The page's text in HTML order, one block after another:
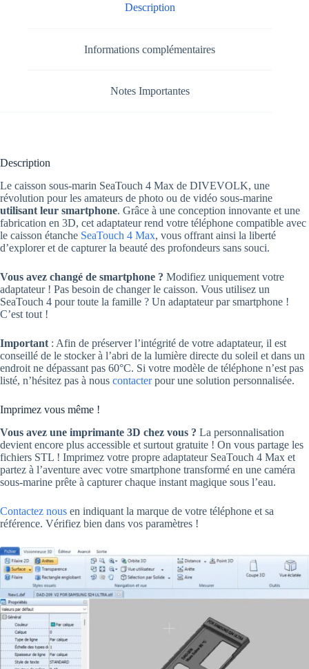
Description
Informations complémentaires
Notes Importantes
Description
Le caisson sous-marin SeaTouch 4 Max de DIVEVOLK, une
révolution pour les amateurs de photo ou de vidéo sous-marine
utilisant leur smartphone. Grâce à une conception innovante et une
fabrication en 3D, cet adaptateur rend votre téléphone compatible avec
le caisson étanche SeaTouch 4 Max, vous offrant ainsi la liberté
d’explorer et de capturer la beauté des profondeurs sans souci.
Vous avez changé de smartphone ? Modifiez uniquement votre
adaptateur ! Pas besoin de changer le caisson. Vous utilisez un
SeaTouch 4 pour toute la famille ? Un adaptateur par smartphone !
C’est tout !
Important : Afin de préserver l’intégrité de votre adaptateur, il est
conseillé de le stocker à l’abri de la lumière directe du soleil et dans un
endroit ne dépassant pas 60°C. Si votre modèle de téléphone n’est pas
listé, n’hésitez pas à nous contacterpour une solution personnalisée.
Imprimez vous même !
Vous avez une imprimante 3D chez vous ? La personnalisation
devient encore plus accessible et surtout gratuite ! On vous partage les
fichiers STL ! Imprimez votre propre adaptateur SeaTouch 4 Max et
partez à l’aventure avec votre smartphone transformé en une caméra
sous-marine prête à capturer chaque instant magique sous l’eau.
Contactez nous en indiquant la marque de votre téléphone et sa
référence. Vérifiez bien dans vos paramètres !